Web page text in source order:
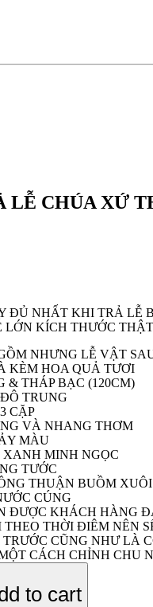
LỄ CHÚA XỨ
ĐỦ NHẤT KHI TRẢ LỄ
LỚN KÍCH THƯỚC
NHƯNG LỄ VẬT
KÈM HOA QUẢ TƯƠI
& THÁP BẠC (120CM)
TRUNG
CẶP
VÀ NHANG THƠM
MÀU
MINH NGỌC
TƯỚC
THUẬN BUỒM XUÔI
CÚNG
ĐƯỢC KHÁCH HÀNG
THỜI ĐIÊM NÊN
CŨNG NHƯ LÀ
CÁCH CHỈNH CHU
to cart